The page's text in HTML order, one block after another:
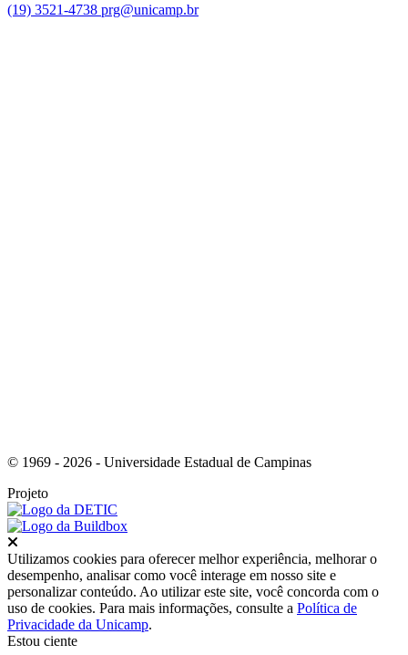
(19) 3521-4738 prg@unicamp.br
© 1969 - 2026 - Universidade Estadual de Campinas
Projeto
Utilizamos cookies para oferecer melhor experiência, melhorar o
desempenho, analisar como você interage em nosso site e
personalizar conteúdo. Ao utilizar este site, você concorda com o
uso de cookies. Para mais informações, consulte a Política de
Privacidade da Unicamp.
Estou ciente